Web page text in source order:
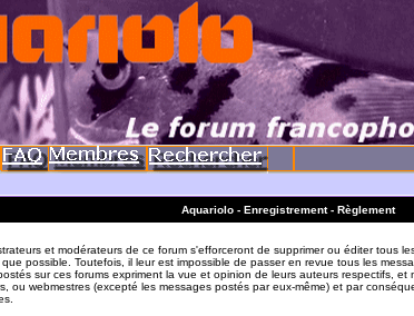
Aquariolo - Enregistrement - Règlement
et modérateurs de ce forum s'efforceront de supprimer ou éditer tous
possible. Toutefois, il leur est impossible de passer en revue tous les
sur ces forums expriment la vue et opinion de leurs auteurs respectifs, et
ou webmestres (excepté les messages postés par eux-même) et par